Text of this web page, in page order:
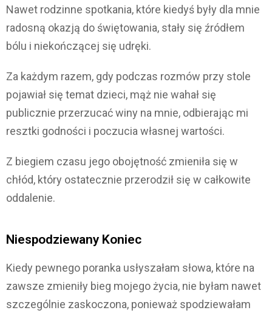
Nawet rodzinne spotkania, które kiedyś były dla mnie
radosną okazją do świętowania, stały się źródłem
bólu i niekończącej się udręki.
Za każdym razem, gdy podczas rozmów przy stole
pojawiał się temat dzieci, mąż nie wahał się
publicznie przerzucać winy na mnie, odbierając mi
resztki godności i poczucia własnej wartości.
Z biegiem czasu jego obojętność zmieniła się w
chłód, który ostatecznie przerodził się w całkowite
oddalenie.
Niespodziewany Koniec
Kiedy pewnego poranka usłyszałam słowa, które na
zawsze zmieniły bieg mojego życia, nie byłam nawet
szczególnie zaskoczona, ponieważ spodziewałam